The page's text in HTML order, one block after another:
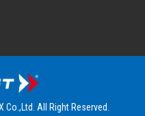
All Right Reserved.